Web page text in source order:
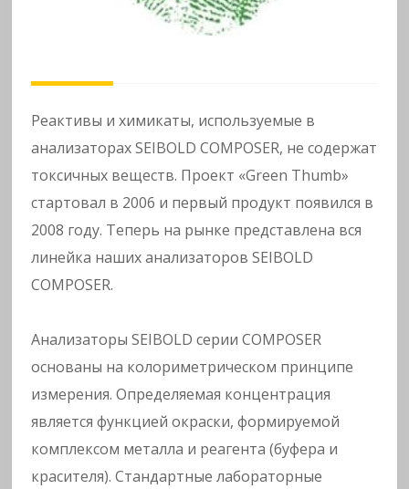
e
a
v
y
m
e
t
al
s
Реактивы и химикаты, используемые в
анализаторах SEIBOLD COMPOSER, не содержат
токсичных веществ. Проект «Green Thumb»
стартовал в 2006 и первый продукт появился в
2008 году. Теперь на рынке представлена вся
линейка наших анализаторов SEIBOLD
COMPOSER.
Анализаторы SEIBOLD серии COMPOSER
основаны на колориметрическом принципе
измерения. Определяемая концентрация
является функцией окраски, формируемой
комплексом металла и реагента (буфера и
красителя). Стандартные лабораторные